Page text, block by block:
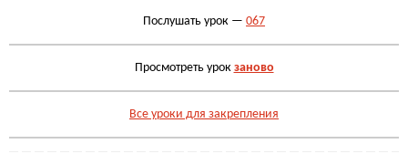
Послушать урок — 067
Просмотреть урок заново
Все уроки для закрепления